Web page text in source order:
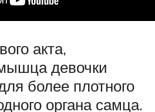
акта,
девочки
более плотного
органа самца.